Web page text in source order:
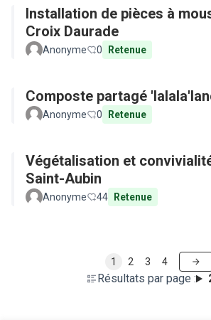
Installation de pièces à
Croix Daurade
Anonyme 0 Retenue
Composte partagé
Anonyme 0 Retenue
Végétalisation et
Saint-Aubin
Anonyme 44 Retenue
Résultats par page :
1 2 3 4